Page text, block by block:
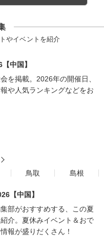
やイベントを紹介
中国】
を掲載。2026年の開催日、
や人気ランキングなどをお
鳥取 島根
【中国】
部がおすすめする、この夏
介。夏休みイベント＆おで
報が盛りだくさん！